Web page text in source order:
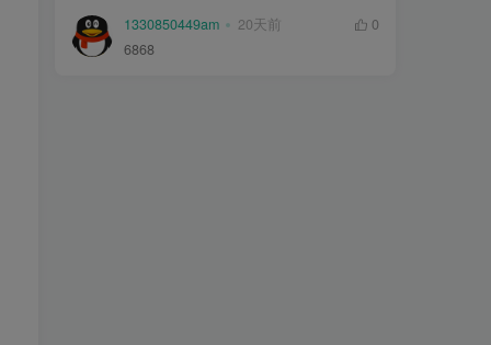
1330850449am 20天前
0
6868